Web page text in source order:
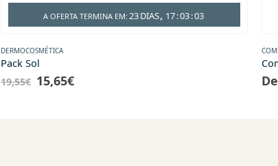
A OFERTA TERMINA EM: 23DIAS 17:03:03
DERMOCOSMÉTICA
Pack Sol
19,55€ 15,65€